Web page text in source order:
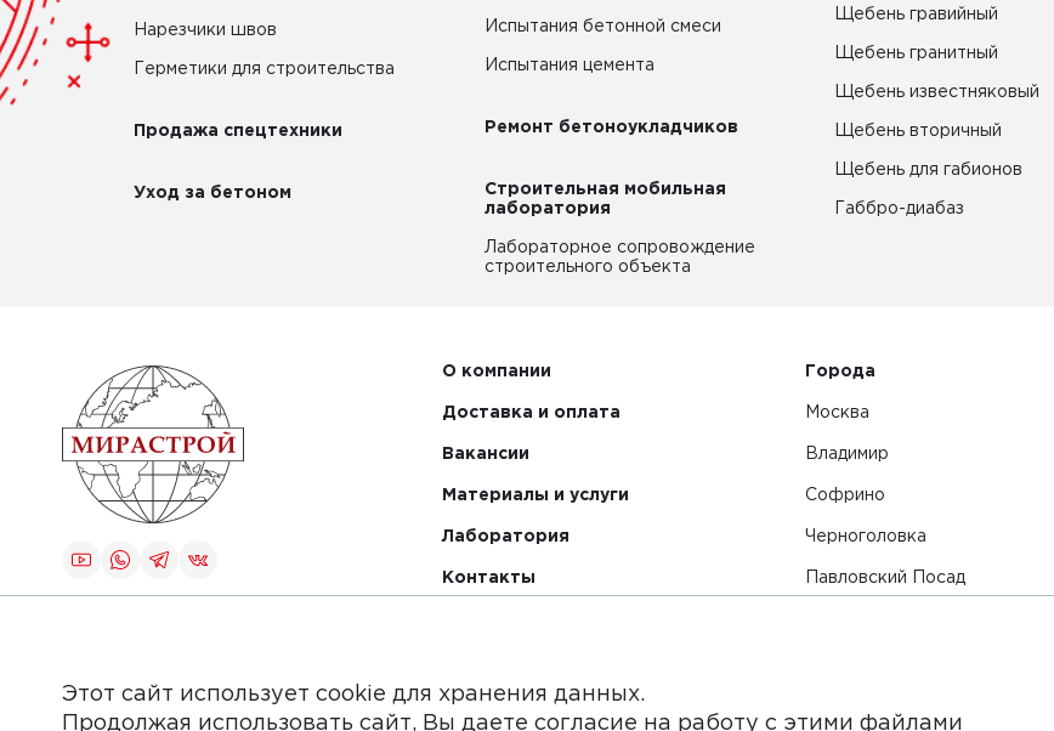
Нарезчики швов
Герметики для строительства
Продажа спецтехники
Уход за бетоном
Испытания бетонной смеси
Испытания цемента
Ремонт бетоноукладчиков
Строительная мобильная
лаборатория
Лабораторное сопровождение
строительного объекта
Щебень гравийный
Щебень гранитный
Щебень известняковый
Щебень вторичный
Щебень для габионов
Габбро-диабаз
О компании
Доставка и оплата
Вакансии
Материалы и услуги
Лаборатория
Контакты
Города
Москва
Владимир
Софрино
Черноголовка
Павловский Посад
Этот сайт использует cookie для хранения данных.
Продолжая использовать сайт, Вы даете согласие на работу с этими файлами